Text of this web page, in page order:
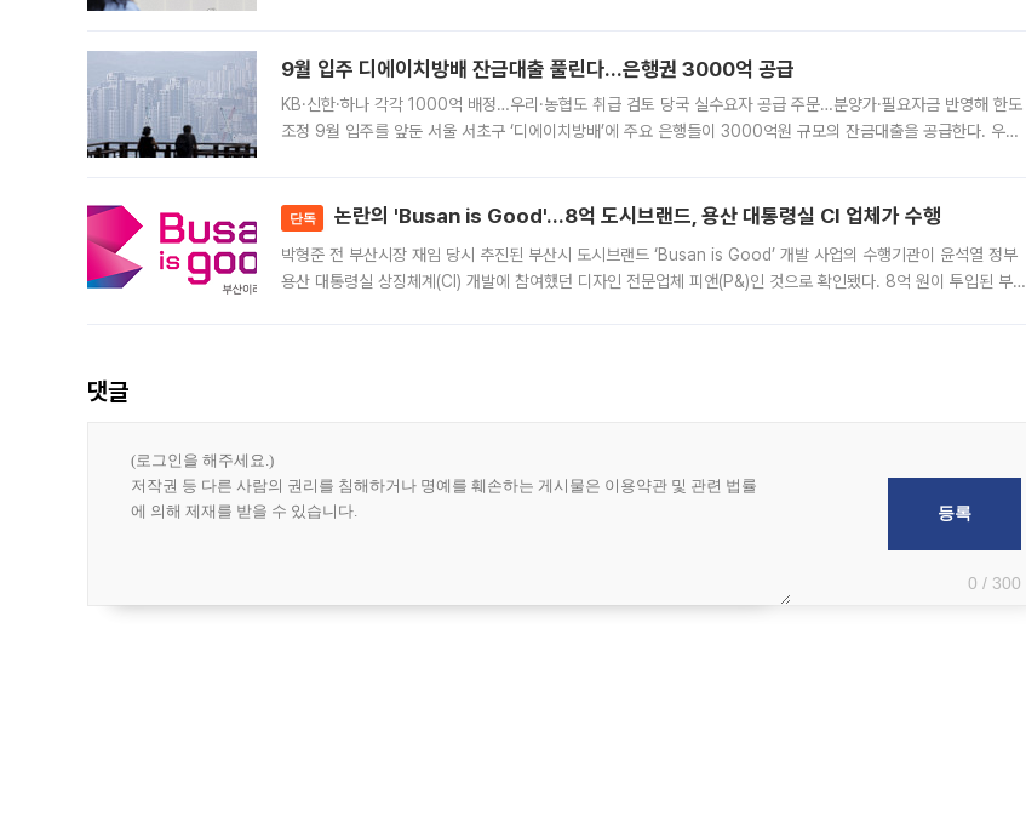
9월 입주 디에이치방배 잔금대출 풀린다…은행권 3000억 공급
KB·신한·하나 각각 1000억 배정…우리·농협도 취급 검토 당국 실수요자 공급 주문…분양가·필요자금 반영해 한도
조정 9월 입주를 앞둔 서울 서초구 ‘디에이치방배’에 주요 은행들이 3000억원 규모의 잔금대출을 공급한다. 우리
단독 논란의 'Busan is Good'…8억 도시브랜드, 용산 대통령실 CI 업체가 수행
박형준 전 부산시장 재임 당시 추진된 부산시 도시브랜드 ‘Busan is Good’ 개발 사업의 수행기관이 윤석열 정부
용산 대통령실 상징체계(CI) 개발에 참여했던 디자인 전문업체 피앤(P&)인 것으로 확인됐다. 8억 원이 투입된 부산
댓글
0 / 300